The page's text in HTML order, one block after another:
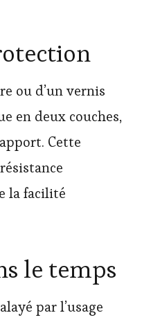
ou d’un vernis
en deux couches,
Cette
la facilité
le temps
par l’usage